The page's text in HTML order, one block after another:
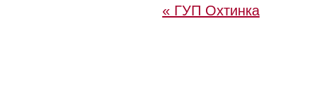
« ГУП Охтинка